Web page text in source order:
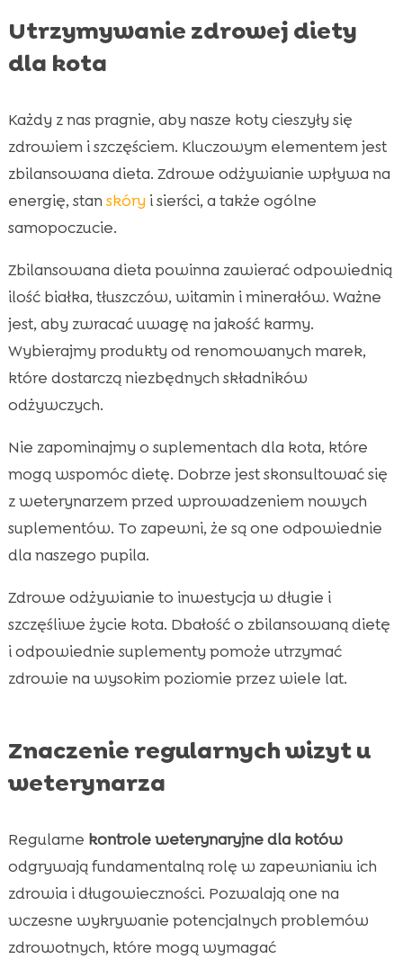
Utrzymywanie zdrowej diety
dla kota
Każdy z nas pragnie, aby nasze koty cieszyły się
zdrowiem i szczęściem. Kluczowym elementem jest
zbilansowana dieta. Zdrowe odżywianie wpływa na
energię, stan skóry i sierści, a także ogólne
samopoczucie.
Zbilansowana dieta powinna zawierać odpowiednią
ilość białka, tłuszczów, witamin i minerałów. Ważne
jest, aby zwracać uwagę na jakość karmy.
Wybierajmy produkty od renomowanych marek,
które dostarczą niezbędnych składników
odżywczych.
Nie zapominajmy o suplementach dla kota, które
mogą wspomóc dietę. Dobrze jest skonsultować się
z weterynarzem przed wprowadzeniem nowych
suplementów. To zapewni, że są one odpowiednie
dla naszego pupila.
Zdrowe odżywianie to inwestycja w długie i
szczęśliwe życie kota. Dbałość o zbilansowaną dietę
i odpowiednie suplementy pomoże utrzymać
zdrowie na wysokim poziomie przez wiele lat.
Znaczenie regularnych wizyt u
weterynarza
Regularne kontrole weterynaryjne dla kotów
odgrywają fundamentalną rolę w zapewnianiu ich
zdrowia i długowieczności. Pozwalają one na
wczesne wykrywanie potencjalnych problemów
zdrowotnych, które mogą wymagać